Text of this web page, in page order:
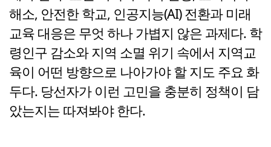
해소, 안전한 학교, 인공지능(AI) 전환과 미래
교육 대응은 무엇 하나 가볍지 않은 과제다. 학
령인구 감소와 지역 소멸 위기 속에서 지역교
육이 어떤 방향으로 나아가야 할 지도 주요 화
두다. 당선자가 이런 고민을 충분히 정책이 담
았는지는 따져봐야 한다.